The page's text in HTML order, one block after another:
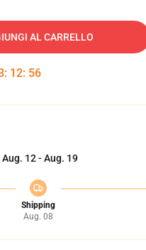
AL CARRELLO
: 12: 54
Aug. 12 - Aug. 19
Shipping
Aug. 08